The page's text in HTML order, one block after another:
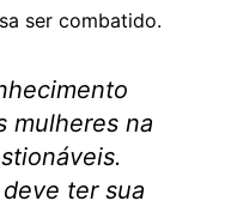
ser combatido.
mulheres na
ter sua